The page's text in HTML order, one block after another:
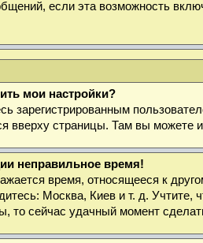
если эта возможность
мои настройки?
зарегистрированным
вверху страницы. Там вы можете
неправильное время!
время, относящееся к
Москва, Киев и т. д. Учтите,
то сейчас удачный момент